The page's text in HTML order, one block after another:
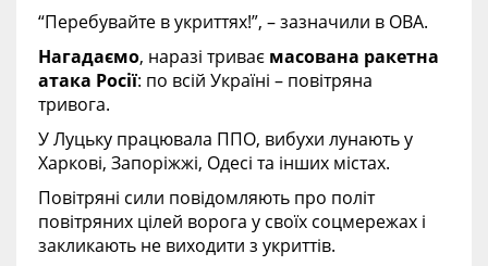
“Перебувайте в укриттях!”, – зазначили в ОВА.
Нагадаємо, наразі триває масована ракетна
атака Росії: по всій Україні – повітряна
тривога.
У Луцьку працювала ППО, вибухи лунають у
Харкові, Запоріжжі, Одесі та інших містах.
Повітряні сили повідомляють про політ
повітряних цілей ворога у своїх соцмережах і
закликають не виходити з укриттів.